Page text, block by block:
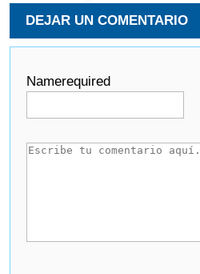
DEJAR UN COMENTARIO
Namerequired